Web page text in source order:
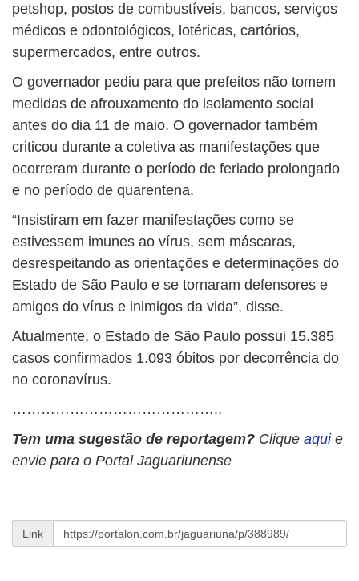
petshop, postos de combustíveis, bancos, serviços
médicos e odontológicos, lotéricas, cartórios,
supermercados, entre outros.
O governador pediu para que prefeitos não tomem
medidas de afrouxamento do isolamento social
antes do dia 11 de maio. O governador também
criticou durante a coletiva as manifestações que
ocorreram durante o período de feriado prolongado
e no período de quarentena.
“Insistiram em fazer manifestações como se
estivessem imunes ao vírus, sem máscaras,
desrespeitando as orientações e determinações do
Estado de São Paulo e se tornaram defensores e
amigos do vírus e inimigos da vida”, disse.
Atualmente, o Estado de São Paulo possui 15.385
casos confirmados 1.093 óbitos por decorrência do
no coronavírus.
……………………………………..
Tem uma sugestão de reportagem? Clique aqui e
envie para o Portal Jaguariunense
Link